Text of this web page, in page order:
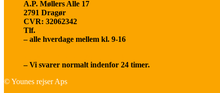
A.P. Møllers Alle 17
2791 Dragør
CVR: 32062342
Tlf.
– alle hverdage mellem kl. 9-16
– Vi svarer normalt indenfor 24 timer.
© Younes rejser Aps